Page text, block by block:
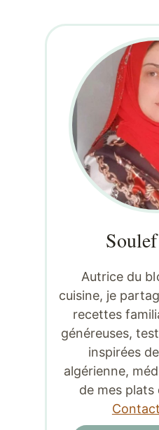
Autrice du
cuisine, je
recettes
généreuses,
inspirées
algérienne,
de mes plats